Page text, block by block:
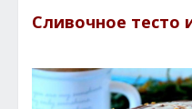
Сливочное тесто